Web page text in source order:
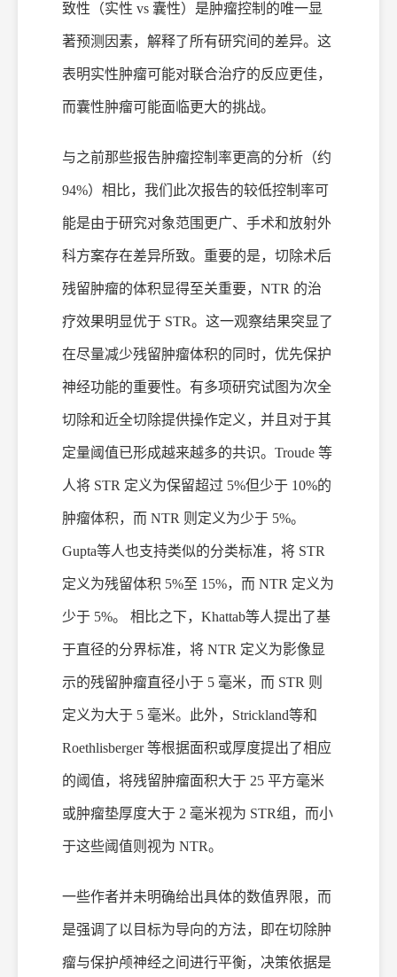
致性（实性 vs 囊性）是肿瘤控制的唯一显
著预测因素，解释了所有研究间的差异。这
表明实性肿瘤可能对联合治疗的反应更佳，
而囊性肿瘤可能面临更大的挑战。
与之前那些报告肿瘤控制率更高的分析（约
94%）相比，我们此次报告的较低控制率可
能是由于研究对象范围更广、手术和放射外
科方案存在差异所致。重要的是，切除术后
残留肿瘤的体积显得至关重要， NTR 的治
疗效果明显优于 STR。这一观察结果突显了
在尽量减少残留肿瘤体积的同时，优先保护
神经功能的重要性。有多项研究试图为次全
切除和近全切除提供操作定义，并且对于其
定量阈值已形成越来越多的共识。Troude 等
人将 STR 定义为保留超过 5%但少于 10%的
肿瘤体积，而 NTR 则定义为少于 5%。
Gupta等人也支持类似的分类标准，将 STR
定义为残留体积 5%至 15%，而 NTR 定义为
少于 5%。 相比之下，Khattab等人提出了基
于直径的分界标准，将 NTR 定义为影像显
示的残留肿瘤直径小于 5 毫米，而 STR 则
定义为大于 5 毫米。此外，Strickland等和
Roethlisberger 等根据面积或厚度提出了相应
的阈值，将残留肿瘤面积大于 25 平方毫米
或肿瘤垫厚度大于 2 毫米视为 STR组，而小
于这些阈值则视为 NTR。
一些作者并未明确给出具体的数值界限，而
是强调了以目标为导向的方法，即在切除肿
瘤与保护颅神经之间进行平衡，决策依据是